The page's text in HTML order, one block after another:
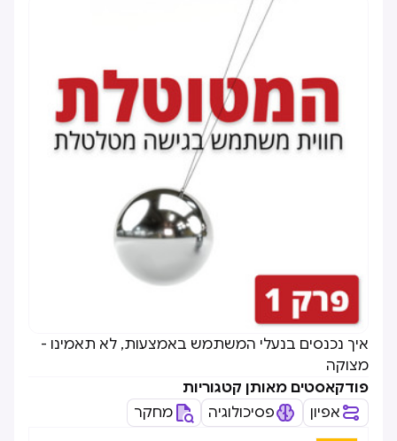
איך נכנסים בנעלי המשתמש באמצעות, לא תאמינו -
מצוקה
פודקאסטים מאותן קטגוריות
אפיון
פסיכולוגיה מחקר